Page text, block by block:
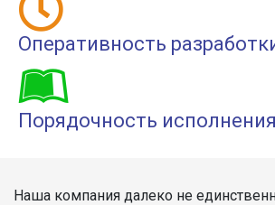
Оперативность
Порядочность исполнения
Наша компания далеко не